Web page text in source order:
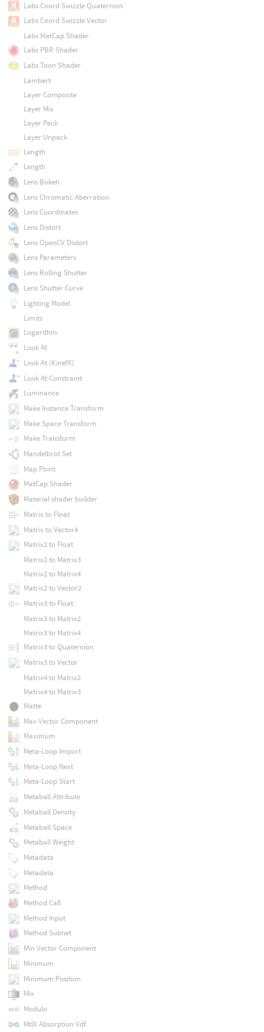
Labs Coord Swizzle Quaternion
Labs Coord Swizzle Vector
Labs MatCap Shader
Labs PBR Shader
Labs Toon Shader
Lambert
Layer Composite
Layer Mix
Layer Pack
Layer Unpack
Length
Length
Lens Bokeh
Lens Chromatic Aberration
Lens Coordinates
Lens Distort
Lens OpenCV Distort
Lens Parameters
Lens Rolling Shutter
Lens Shutter Curve
Lighting Model
Limits
Logarithm
Look At
Look At (KinefX)
Look At Constraint
Luminance
Make Instance Transform
Make Space Transform
Make Transform
Mandelbrot Set
Map Point
MatCap Shader
Material shader builder
Matrix to Float
Matrix to Vector4
Matrix2 to Float
Matrix2 to Matrix3
Matrix2 to Matrix4
Matrix2 to Vector2
Matrix3 to Float
Matrix3 to Matrix2
Matrix3 to Matrix4
Matrix3 to Quaternion
Matrix3 to Vector
Matrix4 to Matrix2
Matrix4 to Matrix3
Matte
Max Vector Component
Maximum
Meta-Loop Import
Meta-Loop Next
Meta-Loop Start
Metaball Attribute
Metaball Density
Metaball Space
Metaball Weight
Metadata
Metadata
Method
Method Call
Method Input
Method Subnet
Min Vector Component
Minimum
Minimum Position
Mix
Modulo
MtlX Absorption Vdf